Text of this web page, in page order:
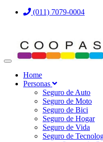
(011) 7079-0004
Home
Personas
Seguro de Auto
Seguro de Moto
Seguro de Bici
Seguro de Hogar
Seguro de Vida
Seguro de